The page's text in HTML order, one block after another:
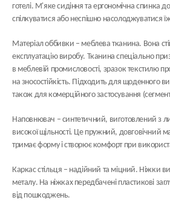
готелі. М'яке сидіння та ергономічна спинка
спілкуватися або неспішно насолоджуватися
Матеріал оббивки – меблева тканина. Вона
експлуатацію виробу. Тканина спеціально
в меблевій промисловості, зразок текстилю
на зносостійкість. Підходить для щоденного
також для комерційного застосування
Наповнювач – синтетичний, виготовлений з
високої щільності. Це пружний, довговічний
тримає форму і створює комфорт при
Каркас стільця – надійний та міцний. Ніжки
металу. На ніжках передбачені пластикові
від пошкоджень.